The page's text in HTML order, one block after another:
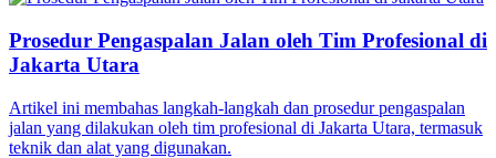
Prosedur Pengaspalan Jalan oleh Tim Profesional di
Jakarta Utara
Artikel ini membahas langkah-langkah dan prosedur pengaspalan
jalan yang dilakukan oleh tim profesional di Jakarta Utara, termasuk
teknik dan alat yang digunakan.